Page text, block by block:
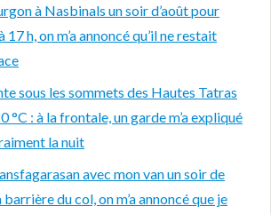
à Nasbinals un soir d’août pour
h, on m’a annoncé qu’il ne restait
sous les sommets des Hautes Tatras
°C : à la frontale, un garde m’a expliqué
la nuit
avec mon van un soir de
du col, on m’a annoncé que je